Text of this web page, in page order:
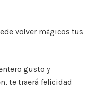
volver mágicos tus
gusto y
te traerá felicidad.